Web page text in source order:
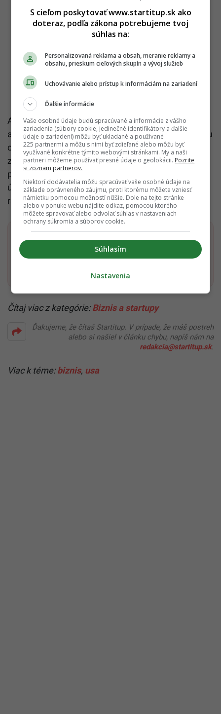
Ak aj ty uvažuješ, presadiť sa so svojim nápadom na
americkom trhu Silvia spolu s jej tímom ti môže tvoju
cestu výrazne zjednodušiť a vyhneš sa tak
zbytočným začiatočníckym chybám. Vrámci jej
projektuAmerický biznis
úspešného projektu, podkladov a v neposlednom
rade so získaním atraktívnych investorských víz.
Čítaj viac z kategórie:Biznis a startupy
Ďakujeme, že čítaš Startitup. V prípade, že máš postreh
alebo si našiel v článku chybu, napíš nám na
redakcia@startitup.sk.
Viac k téme:biznis, usa
S cieľom poskytovať www.startitup.sk ako
doteraz, podľa zákona potrebujeme tvoj
súhlas na:
Personalizovaná reklama a obsah, meranie reklamy a
obsahu, prieskum cieľových skupín a vývoj služieb
Uchovávanie alebo prístup k informáciám na zariadení
Ďalšie informácie
Vaše osobné údaje budú spracúvané a informácie z vášho
zariadenia (súbory cookie, jedinečné identifikátory a ďalšie
údaje o zariadení) môžu byť ukladané a používané
225 partnermi a môžu s nimi byť zdieľané alebo môžu byť
využívané konkrétne týmito webovými stránkami. My a naši
partneri môžeme používať presné údaje o geolokácii. Pozrite
si zoznam partnerov.
Niektorí dodávatelia môžu spracúvať vaše osobné údaje na
základe oprávneného záujmu, proti ktorému môžete vzniesť
námietku pomocou možností nižšie. Dole na tejto stránke
alebo v ponuke webu nájdite odkaz, pomocou ktorého
môžete spravovať alebo odvolať súhlas v nastaveniach
ochrany súkromia a súborov cookie.
Súhlasím
Nastavenia